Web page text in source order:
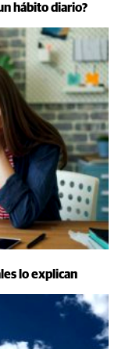
hábito diario?
lo explican